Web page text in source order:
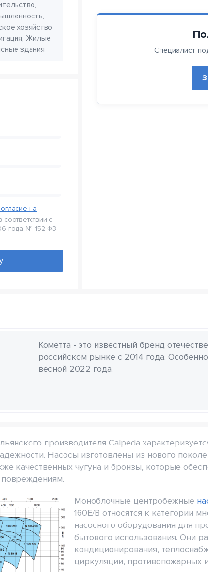
хозяйство
Жилые
здания
на
соответствии с
года № 152-Ф3
Специалист
Кометта - это известный бренд
российском рынке с 2014 года.
весной 2022 года.
производителя Calpeda
Насосы изготовлены из нового
качественных чугуна и бронзы, которые
Моноблочные центробежные
160E/B относятся к категории
насосного оборудования для
бытового использования. Они
кондиционирования,
циркуляции, противопожарных